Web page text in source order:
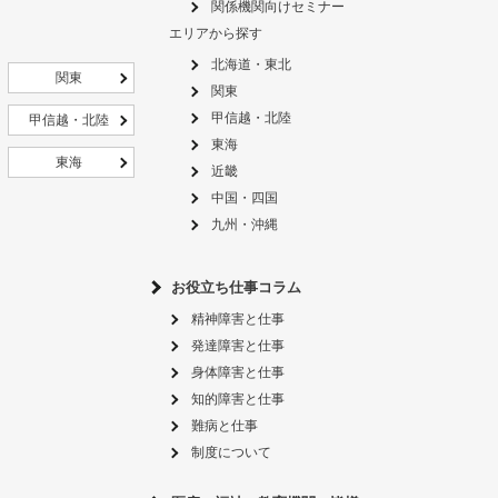
関東
甲信越・北陸
東海
関係機関向けセミナー
エリアから探す
北海道・東北
関東
甲信越・北陸
東海
近畿
中国・四国
九州・沖縄
お役立ち仕事コラム
精神障害と仕事
発達障害と仕事
身体障害と仕事
知的障害と仕事
難病と仕事
制度について